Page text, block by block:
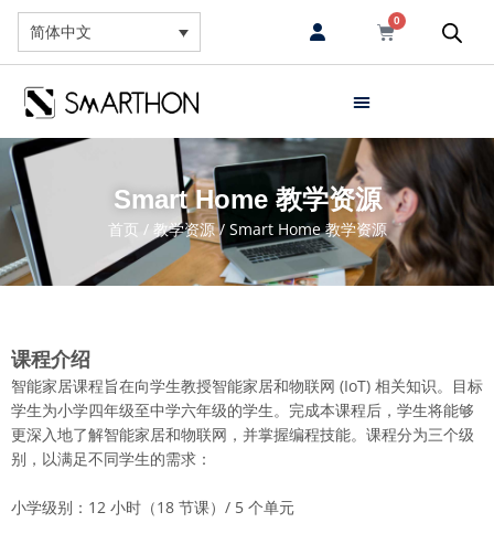
简体中文
0
Smart Home 教学资源
首页 / 教学资源/ Smart Home 教学资源
课程介绍
智能家居课程旨在向学生教授智能家居和物联网 (IoT) 相关知识。目标
学生为小学四年级至中学六年级的学生。完成本课程后，学生将能够
更深入地了解智能家居和物联网，并掌握编程技能。课程分为三个级
别，以满足不同学生的需求：
小学级别：12 小时（18 节课）/ 5 个单元